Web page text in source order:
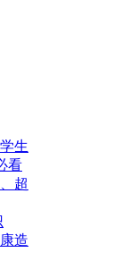
生
看
超
造